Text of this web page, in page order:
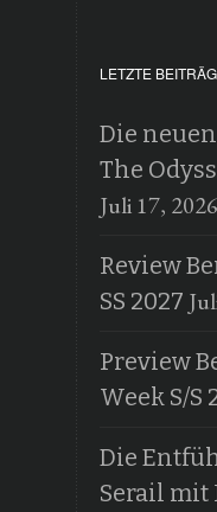
LETZTE
Die
The
Juli 17, 2026
Review
SS 2027
Preview
Week S/S
Die
Serail mit